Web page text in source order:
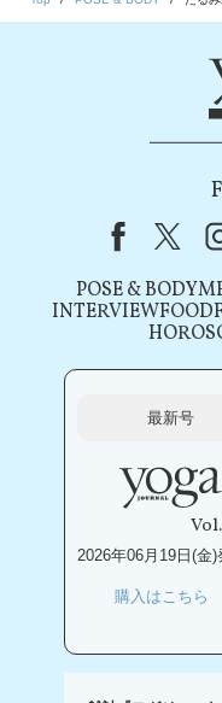
Facebook
X
POSE & BODY
INTERVIEWFOOD
最新号
2026年06月19日(金)
購入はこちら